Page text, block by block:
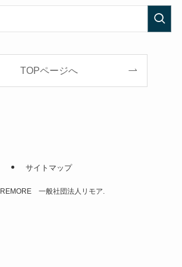
TOPページへ
サイトマップ
REMORE 一般社団法人リモア.